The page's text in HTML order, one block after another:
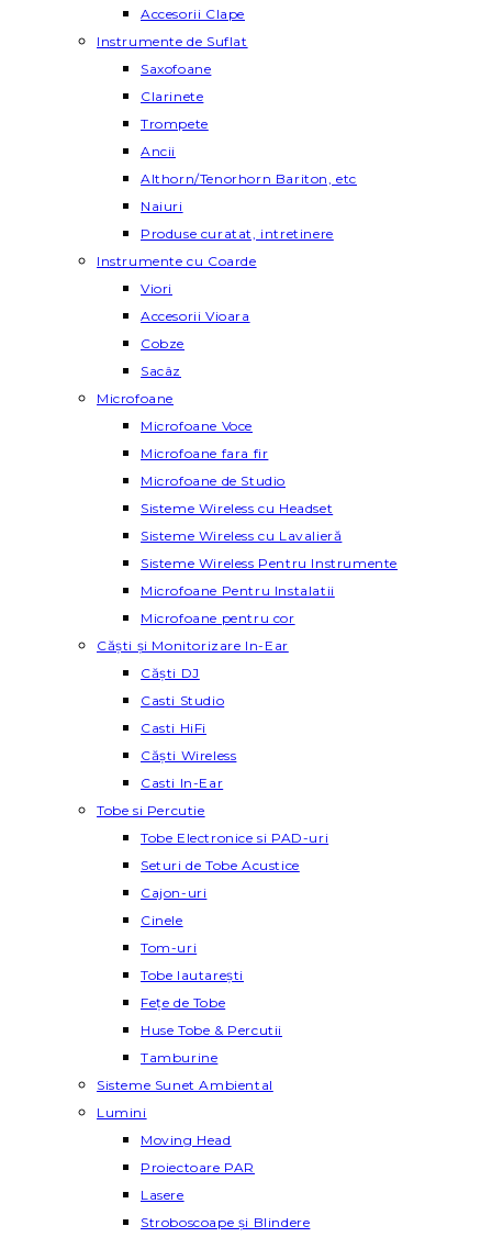
Accesorii Clape
Instrumente de Suflat
Saxofoane
Clarinete
Trompete
Ancii
Althorn/Tenorhorn Bariton, etc
Naiuri
Produse curatat, intretinere
Instrumente cu Coarde
Viori
Accesorii Vioara
Cobze
Sacâz
Microfoane
Microfoane Voce
Microfoane fara fir
Microfoane de Studio
Sisteme Wireless cu Headset
Sisteme Wireless cu Lavalieră
Sisteme Wireless Pentru Instrumente
Microfoane Pentru Instalatii
Microfoane pentru cor
Căști și Monitorizare In-Ear
Căști DJ
Casti Studio
Casti HiFi
Căști Wireless
Casti In-Ear
Tobe si Percutie
Tobe Electronice si PAD-uri
Seturi de Tobe Acustice
Cajon-uri
Cinele
Tom-uri
Tobe lautareşti
Fețe de Tobe
Huse Tobe & Percutii
Tamburine
Sisteme Sunet Ambiental
Lumini
Moving Head
Proiectoare PAR
Lasere
Stroboscoape și Blindere